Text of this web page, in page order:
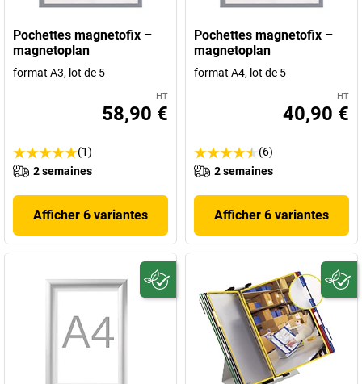
Pochettes magnetofix –
magnetoplan
format A3, lot de 5
HT
58,90 €
(1)
2 semaines
Afficher 6 variantes
Pochettes magnetofix –
magnetoplan
format A4, lot de 5
HT
40,90 €
(6)
2 semaines
Afficher 6 variantes